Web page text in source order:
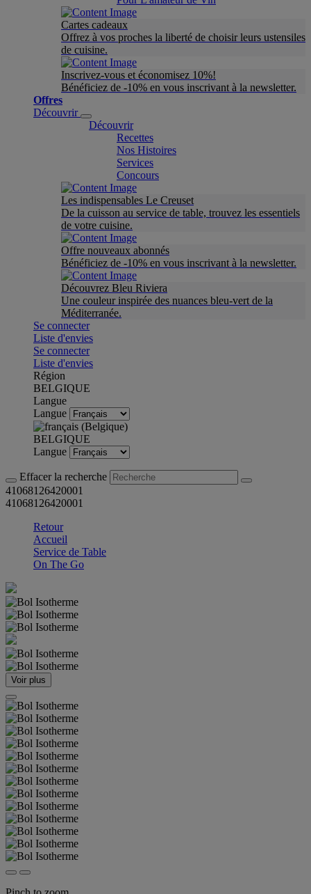
Cartes cadeaux
Offrez à vos proches la liberté de choisir leurs ustensiles
de cuisine.
Inscrivez-vous et économisez 10%!
Bénéficiez de -10% en vous inscrivant à la newsletter.
Offres
Découvrir
Découvrir
Recettes
Nos Histoires
Services
Concours
Les indispensables Le Creuset
De la cuisson au service de table, trouvez les essentiels
de votre cuisine.
Offre nouveaux abonnés
Bénéficiez de -10% en vous inscrivant à la newsletter.
Découvrez Bleu Riviera
Une couleur inspirée des nuances bleu-vert de la
Méditerranée.
Se connecter
Liste d'envies
Se connecter
Liste d'envies
Région
BELGIQUE
Langue
Langue
BELGIQUE
Langue
Effacer la recherche
41068126420001
41068126420001
Retour
Accueil
Service de Table
On The Go
Voir plus